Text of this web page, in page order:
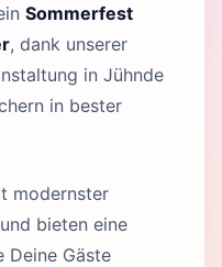
Sommerfest
, dank unserer
in Jühnde
in bester
modernster
bieten eine
Deine Gäste